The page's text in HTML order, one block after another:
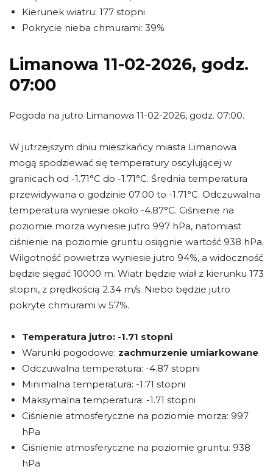
Kierunek wiatru: 177 stopni
Pokrycie nieba chmurami: 39%
Limanowa 11-02-2026, godz.
07:00
Pogoda na jutro Limanowa 11-02-2026, godz. 07:00.
W jutrzejszym dniu mieszkańcy miasta Limanowa
mogą spodziewać się temperatury oscylującej w
granicach od -1.71°C do -1.71°C. Średnia temperatura
przewidywana o godzinie 07:00 to -1.71°C. Odczuwalna
temperatura wyniesie około -4.87°C. Ciśnienie na
poziomie morza wyniesie jutro 997 hPa, natomiast
ciśnienie na poziomie gruntu osiągnie wartość 938 hPa.
Wilgotność powietrza wyniesie jutro 94%, a widoczność
będzie sięgać 10000 m. Wiatr będzie wiał z kierunku 173
stopni, z prędkością 2.34 m/s. Niebo będzie jutro
pokryte chmurami w 57%.
Temperatura jutro: -1.71 stopni
Warunki pogodowe: zachmurzenie umiarkowane
Odczuwalna temperatura: -4.87 stopni
Minimalna temperatura: -1.71 stopni
Maksymalna temperatura: -1.71 stopni
Ciśnienie atmosferyczne na poziomie morza: 997
hPa
Ciśnienie atmosferyczne na poziomie gruntu: 938
hPa